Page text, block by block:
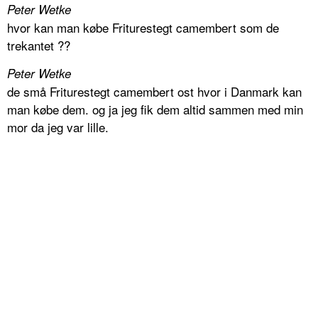
Peter Wetke
hvor kan man købe Friturestegt camembert som de
trekantet ??
Peter Wetke
de små Friturestegt camembert ost hvor i Danmark kan
man købe dem. og ja jeg fik dem altid sammen med min
mor da jeg var lille.